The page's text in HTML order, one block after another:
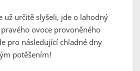
už určitě slyšeli, jde o lahodný
ovoce provoněného
pro následující chladné dny
potěšením!